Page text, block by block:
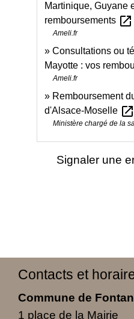
Martinique, Guyane
remboursements open_in_new
Ameli.fr
Consultations ou
Mayotte : vos
Ameli.fr
Remboursement
d'Alsace-Moselle open_in_new
Ministère chargé de la
Signaler une
Contacts et
Commune de
1 place de la Mairie